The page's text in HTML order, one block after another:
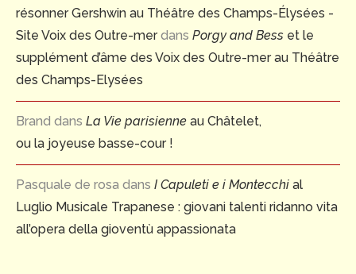
résonner Gershwin au Théâtre des Champs-Élysées -
Site Voix des Outre-merdans Porgy and Bess et le
supplément d’âme des Voix des Outre-mer au Théâtre
des Champs-Elysées
Brand dans La Vie parisienne au Châtelet,
ou la joyeuse basse-cour !
Pasquale de rosa dans I Capuleti e i Montecchi al
Luglio Musicale Trapanese : giovani talenti ridanno vita
all’opera della gioventù appassionata